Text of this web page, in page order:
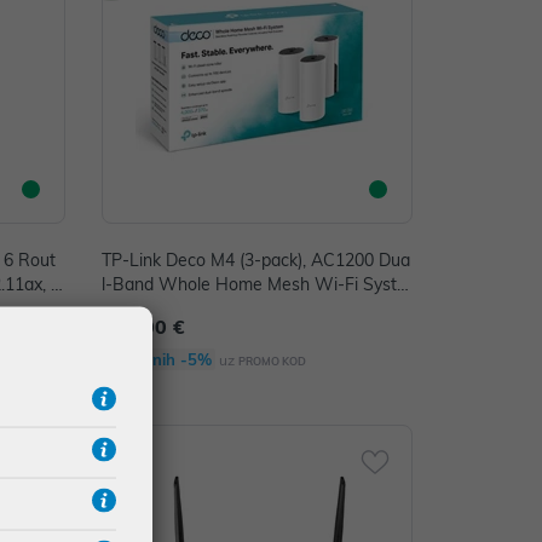
6 Rout
R
TC)
TP-Link Deco M4 (3-pack), AC1200 Dua
l-Band Whole Home Mesh Wi-Fi Syste
m
153,00 €
Dodatnih -5% uz PROMO KOD